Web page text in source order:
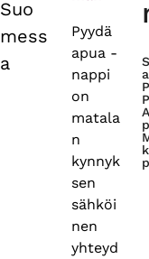
Suo
mess
a
Pyydä
apua -
nappi
on
matala
n
kynnyk
sen
sähköi
nen
yhteyd